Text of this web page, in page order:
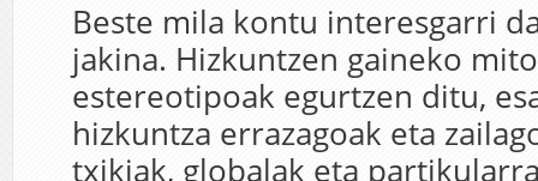
Beste mila kontu interesgarri
jakina. Hizkuntzen gaineko
estereotipoak egurtzen ditu,
hizkuntza errazagoak eta
txikiak, globalak eta